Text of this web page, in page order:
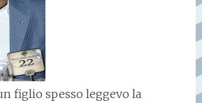
figlio spesso leggevo la